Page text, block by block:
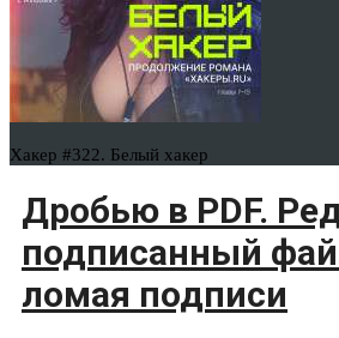
Хакер #322. Белый хакер
Дробью в PDF.
подписанный
ломая подписи